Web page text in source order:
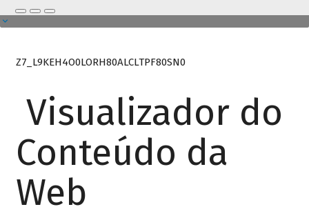
Z7_L9KEH4O0LORH80ALCLTPF80SN0
Visualizador do
Conteúdo da
Web